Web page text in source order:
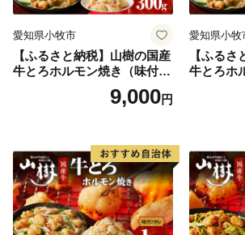
愛知県小牧市
【ふるさと納税】山樹の国産
牛とろホルモン焼き（味付/
9,000円
愛知県小牧
【ふる
牛とろホ
タレ）
牛肉 山
タレ にん
BBQ 炒
炒め 焼き
愛知県 小